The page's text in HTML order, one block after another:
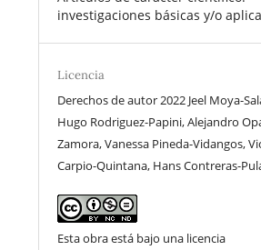
investigaciones básicas y/o
Licencia
Derechos de autor 2022 Jeel Moya-
Hugo Rodriguez-Papini, Alejandro
Zamora, Vanessa Pineda-Vidangos,
Carpio-Quintana, Hans Contreras-
Esta obra está bajo una licencia